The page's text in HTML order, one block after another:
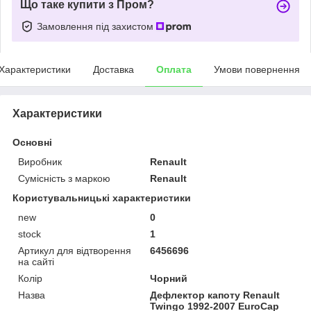
Що таке купити з Пром?
Замовлення під захистом
Доставка Оплата Умови повернення
Характеристики
Основні
Виробник
Renault
Сумісність з маркою
Renault
Користувальницькі характеристики
new
0
stock
1
Артикул для відтворення
на сайті
6456696
Колір
Чорний
Назва
Дефлектор капоту Renault
Twingo 1992-2007 EuroCap